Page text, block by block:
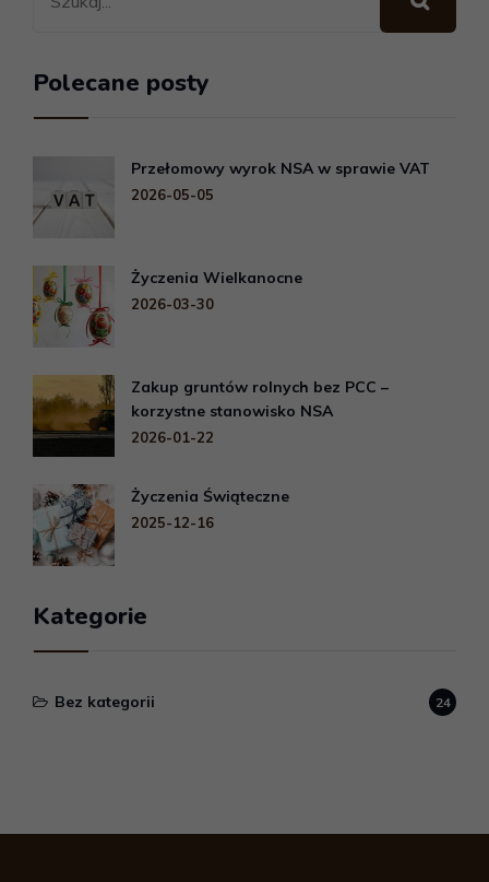
Polecane posty
Przełomowy wyrok NSA w sprawie VAT
2026-05-05
Życzenia Wielkanocne
2026-03-30
Zakup gruntów rolnych bez PCC –
korzystne stanowisko NSA
2026-01-22
Życzenia Świąteczne
2025-12-16
Kategorie
Bez kategorii 24